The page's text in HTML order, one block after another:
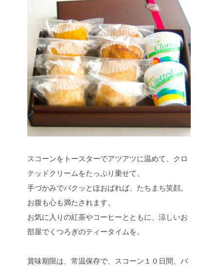
スコーンをトースターでアツアツに温めて、クロ
テッドクリームをたっぷり乗せて、
手づかみでパクッとほおばれば、たちまち笑顔。
お腹も心も満たされます。
お気に入りの紅茶やコーヒーとともに、涼しいお
部屋でくつろぎのティータイムを。
賞味期限は、常温保存で、スコーン１０日間、バ